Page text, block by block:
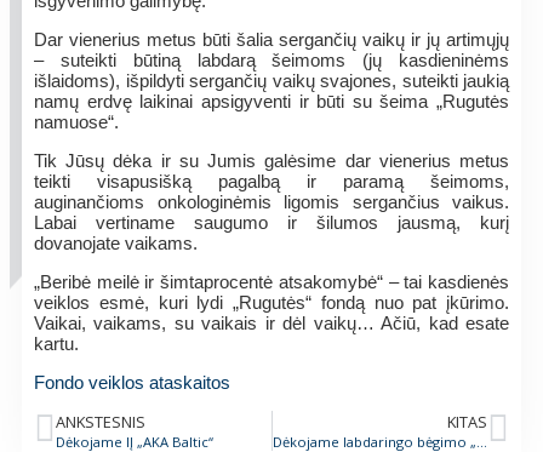
Dar vienerius metus būti šalia sergančių vaikų ir jų artimųjų
– suteikti būtiną labdarą šeimoms (jų kasdieninėms
išlaidoms), išpildyti sergančių vaikų svajones, suteikti jaukią
namų erdvę laikinai apsigyventi ir būti su šeima „Rugutės
namuose“.
Tik Jūsų dėka ir su Jumis galėsime dar vienerius metus
teikti visapusišką pagalbą ir paramą šeimoms,
auginančioms onkologinėmis ligomis sergančius vaikus.
Labai vertiname saugumo ir šilumos jausmą, kurį
dovanojate vaikams.
„Beribė meilė ir šimtaprocentė atsakomybė“ – tai kasdienės
veiklos esmė, kuri lydi „Rugutės“ fondą nuo pat įkūrimo.
Vaikai, vaikams, su vaikais ir dėl vaikų… Ačiū, kad esate
kartu.
Fondo veiklos ataskaitos
ANKSTESNIS
Dėkojame IĮ „AKA Baltic“
KITAS